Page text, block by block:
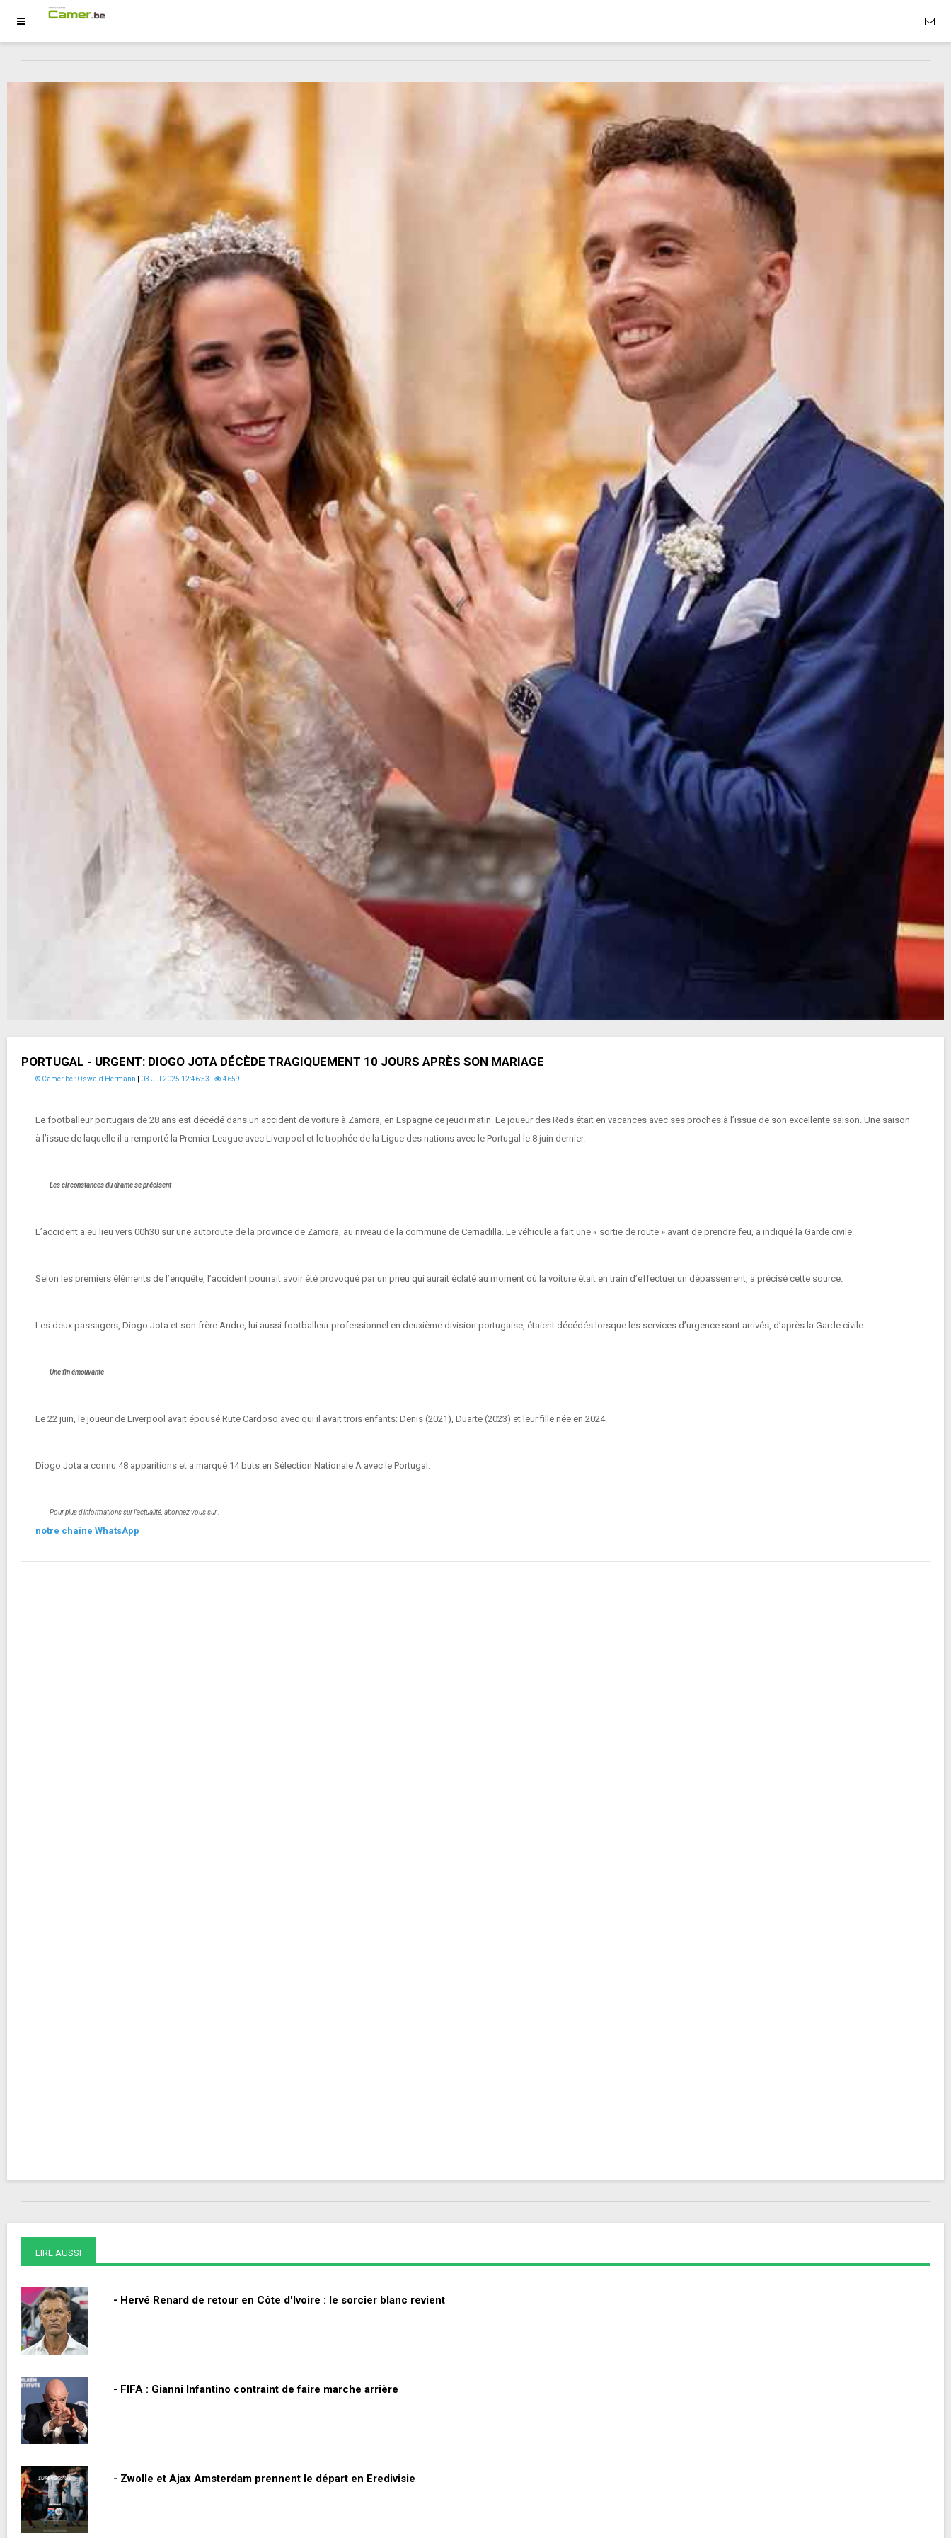
PORTUGAL - URGENT: DIOGO JOTA DÉCÈDE TRAGIQUEMENT 10 JOURS APRÈS SON MARIAGE
© Camer.be : Oswald Hermann 03 Jul 2025 12:46:53 4659
Le footballeur portugais de 28 ans est décédé dans un accident de voiture à Zamora, en Espagne ce jeudi matin. Le joueur des Reds était en vacances avec ses proches à l’issue de son excellente saison. Une saison
à l’issue de laquelle il a remporté la Premier League avec Liverpool et le trophée de la Ligue des nations avec le Portugal le 8 juin dernier.
Les circonstances du drame se précisent
L’accident a eu lieu vers 00h30 sur une autoroute de la province de Zamora, au niveau de la commune de Cernadilla. Le véhicule a fait une « sortie de route » avant de prendre feu, a indiqué la Garde civile.
Selon les premiers éléments de l’enquête, l’accident pourrait avoir été provoqué par un pneu qui aurait éclaté au moment où la voiture était en train d’effectuer un dépassement, a précisé cette source.
Les deux passagers, Diogo Jota et son frère Andre, lui aussi footballeur professionnel en deuxième division portugaise, étaient décédés lorsque les services d’urgence sont arrivés, d’après la Garde civile.
Une fin émouvante
Le 22 juin, le joueur de Liverpool avait épousé Rute Cardoso avec qui il avait trois enfants: Denis (2021), Duarte (2023) et leur fille née en 2024.
Diogo Jota a connu 48 apparitions et a marqué 14 buts en Sélection Nationale A avec le Portugal.
Pour plus d'informations sur l'actualité, abonnez vous sur :
notre chaîne WhatsApp
LIRE AUSSI
- Hervé Renard de retour en Côte d'Ivoire : le sorcier blanc revient
- FIFA : Gianni Infantino contraint de faire marche arrière
- Zwolle et Ajax Amsterdam prennent le départ en Eredivisie